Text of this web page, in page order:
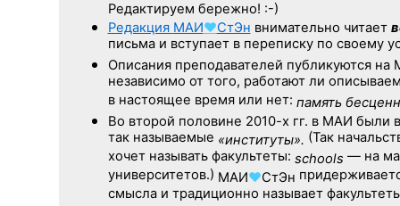
Редактируем бережно! :-)
Редакция МАИ♥СтЭн внимательно читает
письма и вступает в переписку по своему
Описания преподавателей публикуются на
независимо от того, работают ли
в настоящее время или нет: память
Во второй половине 2010-х гг. в МАИ были
так называемые «институты». (Так
хочет называть факультеты: schools — на
университетов.) МАИ♥СтЭн
смысла и традиционно называет